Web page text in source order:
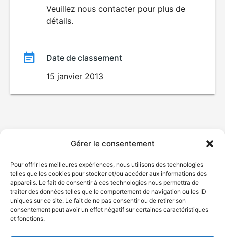
Gérer le consentement
Pour offrir les meilleures expériences, nous utilisons des technologies
telles que les cookies pour stocker et/ou accéder aux informations des
appareils. Le fait de consentir à ces technologies nous permettra de
traiter des données telles que le comportement de navigation ou les ID
uniques sur ce site. Le fait de ne pas consentir ou de retirer son
consentement peut avoir un effet négatif sur certaines caractéristiques
et fonctions.
Veuillez nous contacter pour plus de
détails.
Date de classement
15 janvier 2013